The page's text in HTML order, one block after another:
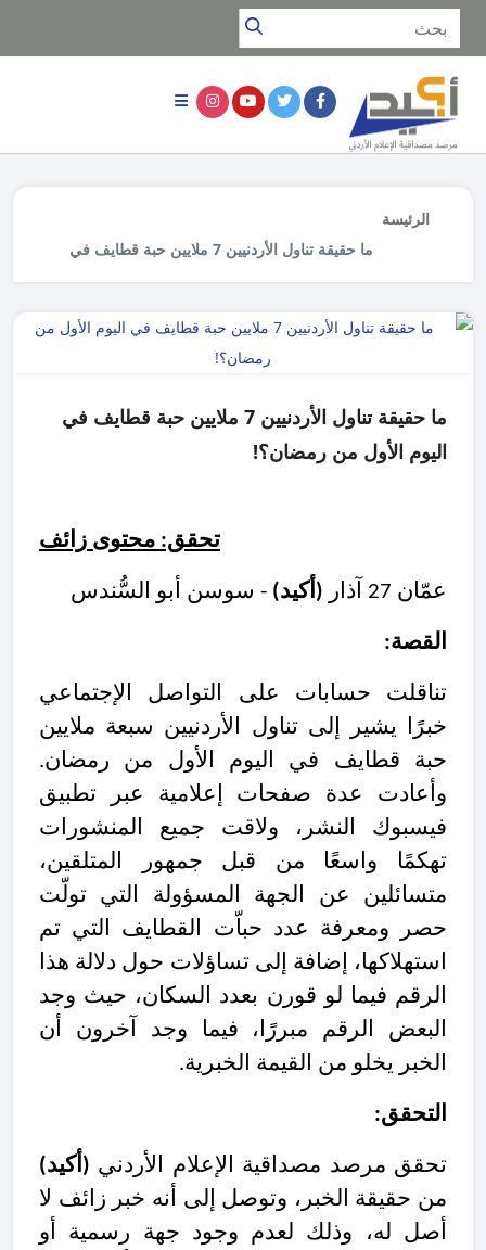
الرئيسة
ما حقيقة تناول الأردنيين 7 ملايين حبة قطايف في
ما حقيقة تناول الأردنيين 7 ملايين حبة قطايف في
اليوم الأول من رمضان؟!
تحقق: محتوى زائف
عمّان 27 آذار (أكيد) - سوسن أبو السُّندس
القصة:
تناقلت حسابات على التواصل الإجتماعي
خبرًا يشير إلى تناول الأردنيين سبعة ملايين
حبة قطايف في اليوم الأول من رمضان.
وأعادت عدة صفحات إعلامية عبر تطبيق
فيسبوك النشر، ولاقت جميع المنشورات
تهكمًا واسعًا من قبل جمهور المتلقين،
متسائلين عن الجهة المسؤولة التي تولّت
حصر ومعرفة عدد حباّت القطايف التي تم
استهلاكها، إضافة إلى تساؤلات حول دلالة هذا
الرقم فيما لو قورن بعدد السكان، حيث وجد
البعض الرقم مبررًا، فيما وجد آخرون أن
الخبر يخلو من القيمة الخبرية.
التحقق:
تحقق مرصد مصداقية الإعلام الأردني (أكيد)
من حقيقة الخبر، وتوصل إلى أنه خبر زائف لا
أصل له، وذلك لعدم وجود جهة رسمية أو